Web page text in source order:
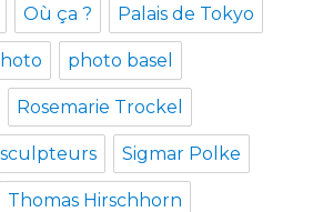
Où ça ? Palais de Tokyo
photo basel
Rosemarie Trockel
Sigmar Polke
Thomas Hirschhorn